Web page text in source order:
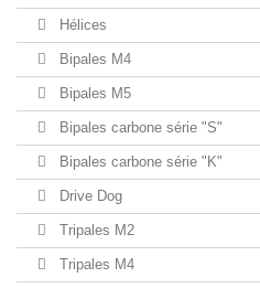
Hélices
Bipales M4
Bipales M5
Bipales carbone série "S"
Bipales carbone série "K"
Drive Dog
Tripales M2
Tripales M4